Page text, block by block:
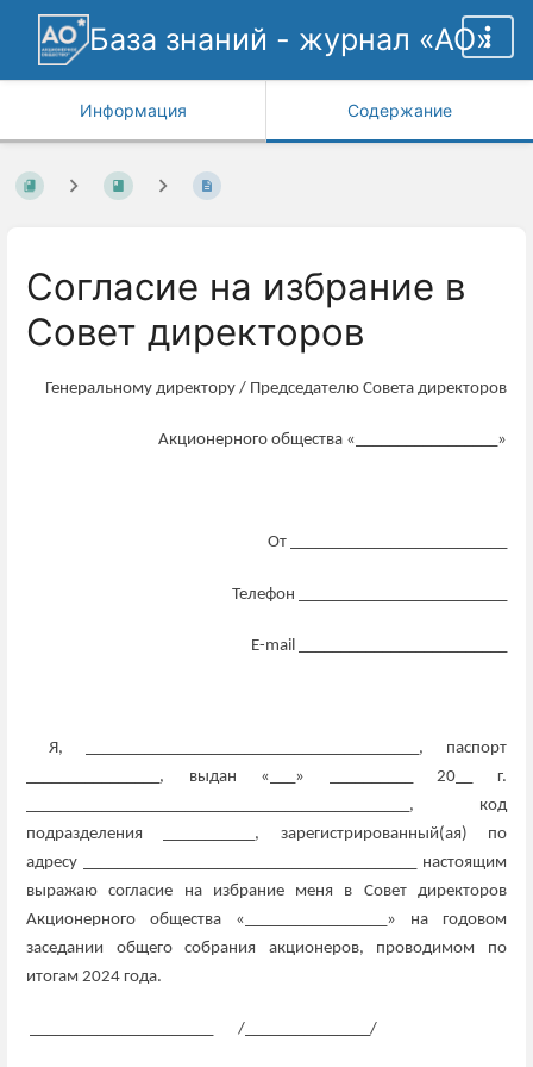
База знаний - журнал «АО»
Информация Содержание
Согласие на избрание в
Совет директоров
Генеральному директору / Председателю Совета директоров
Акционерного общества «_________________»
От __________________________
Телефон _________________________
E-mail
Я,
________________________________________, паспорт
________________, выдан «___» __________ 20__ г.
______________________________________________, код
подразделения ___________, зарегистрированный(ая) по
адресу ________________________________________ настоящим
выражаю согласие на избрание меня в Совет директоров
Акционерного общества «_________________» на годовом
заседании общего собрания акционеров, проводимом по
итогам 2024 года.
/_______________/